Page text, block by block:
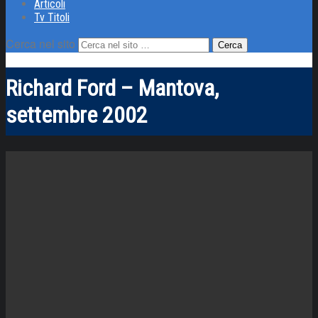
Articoli
Tv Titoli
Cerca nel sito
Richard Ford – Mantova,
settembre 2002